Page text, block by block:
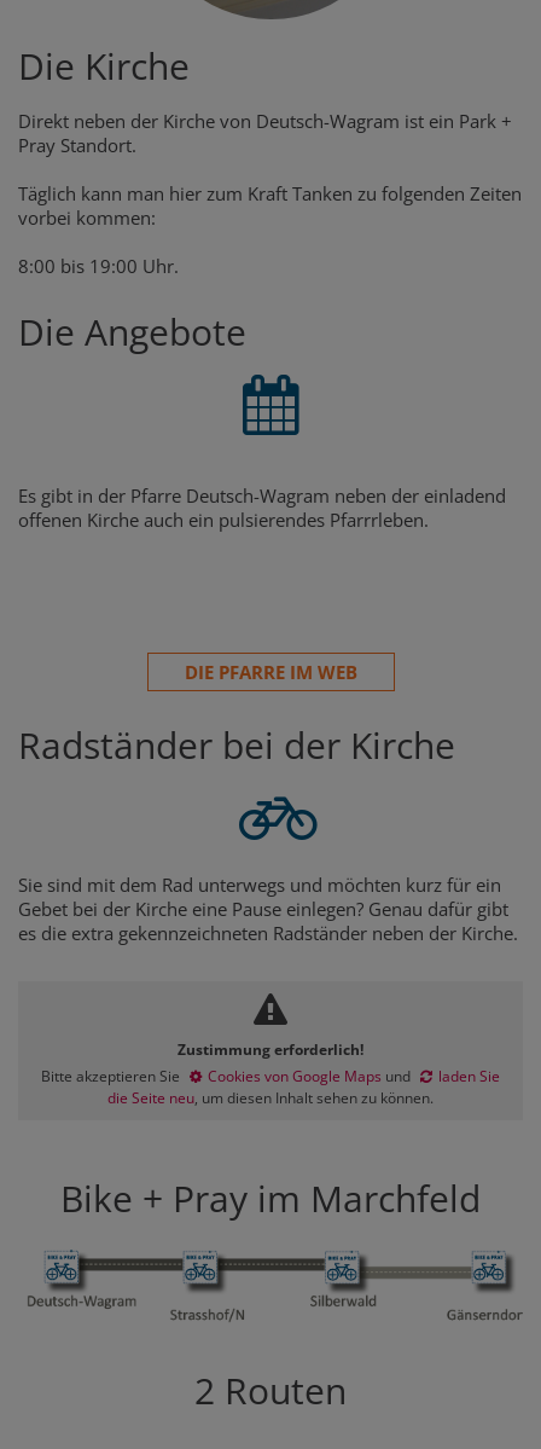
Die Kirche
Direkt neben der Kirche von Deutsch-Wagram ist ein Park +
Pray Standort.
Täglich kann man hier zum Kraft Tanken zu folgenden Zeiten
vorbei kommen:
8:00 bis 19:00 Uhr.
Die Angebote
Es gibt in der Pfarre Deutsch-Wagram neben der einladend
offenen Kirche auch ein pulsierendes Pfarrrleben.
DIE PFARRE IM WEB
Radständer bei der Kirche
Sie sind mit dem Rad unterwegs und möchten kurz für ein
Gebet bei der Kirche eine Pause einlegen? Genau dafür gibt
es die extra gekennzeichneten Radständer neben der Kirche.
Zustimmung erforderlich!
Bitte akzeptieren Sie
Cookies von Google Maps und
laden Sie
die Seite neu, um diesen Inhalt sehen zu können.
Bike + Pray im Marchfeld
2 Routen